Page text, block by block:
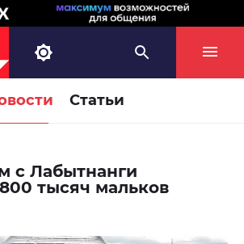
Статьи
с Лабытнанги
тысяч мальков